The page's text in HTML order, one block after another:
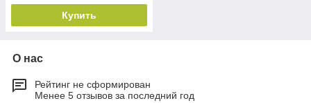
Купить
О нас
Рейтинг не сформирован
Менее 5 отзывов за последний год